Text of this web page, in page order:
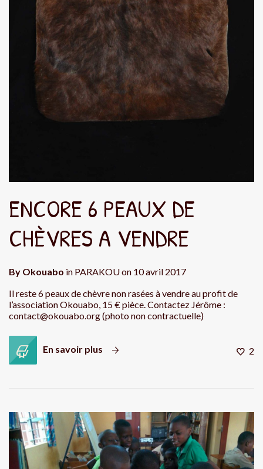
ENCORE 6 PEAUX DE
CHÈVRES A VENDRE
By Okouabo in PARAKOUon 10 avril 2017
Il reste 6 peaux de chèvre non rasées à vendre au profit de
l’association Okouabo, 15 € pièce. Contactez Jérôme :
contact@okouabo.org (photo non contractuelle)
En savoir plus 2